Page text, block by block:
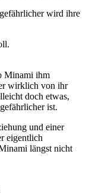
wird ihre
Minami ihm
wirklich von ihr
doch etwas,
ist.
und einer
eigentlich
längst nicht